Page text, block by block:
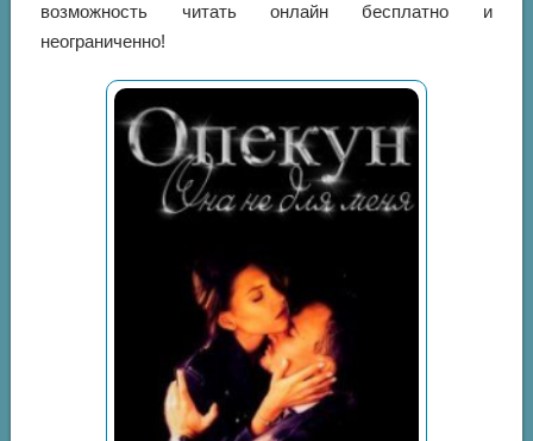
возможность читать онлайн бесплатно и
неограниченно!